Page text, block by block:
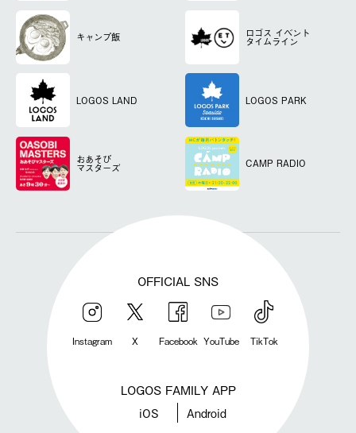
キャンプ飯 ロゴス イベント
タイムライン
LOGOS LAND LOGOS PARK
おあそび
マスターズ CAMP RADIO
OFFICIAL SNS
Instagram X Facebook YouTube TikTok
LOGOS FAMILY APP
iOS Android